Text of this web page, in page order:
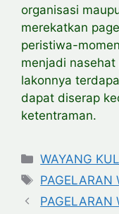
organisasi
merekatkan
peristiwa-
menjadi
lakonnya
dapat diserap
ketentraman.
Categories
WAYANG
Tags
PAGELARAN
PAGELARAN